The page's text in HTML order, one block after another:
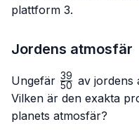
plattform 3.
Jordens atmosfär
Ungefär \frac{39}
{50}
50
39 av jordens
Vilken är den exakta
planets atmosfär?